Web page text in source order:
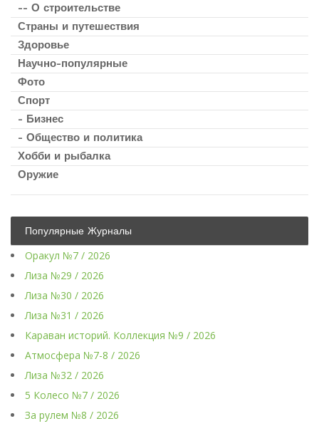
-- О строительстве
Страны и путешествия
Здоровье
Научно-популярные
Фото
Спорт
- Бизнес
- Общество и политика
Хобби и рыбалка
Оружие
Популярные Журналы
Оракул №7 / 2026
Лиза №29 / 2026
Лиза №30 / 2026
Лиза №31 / 2026
Караван историй. Коллекция №9 / 2026
Атмосфера №7-8 / 2026
Лиза №32 / 2026
5 Колесо №7 / 2026
За рулем №8 / 2026